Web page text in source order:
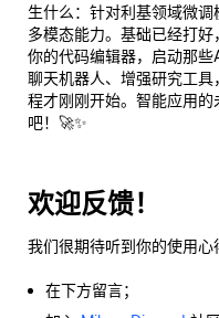
生什么：针对利基领域微
多模态能力。基础已经打
你的代码编辑器，启动那
聊天机器人、增强研究工
程才刚刚开始。智能应用
吧！🚀✨
欢迎反馈！
我们很期待听到你的使用心
在下方留言；